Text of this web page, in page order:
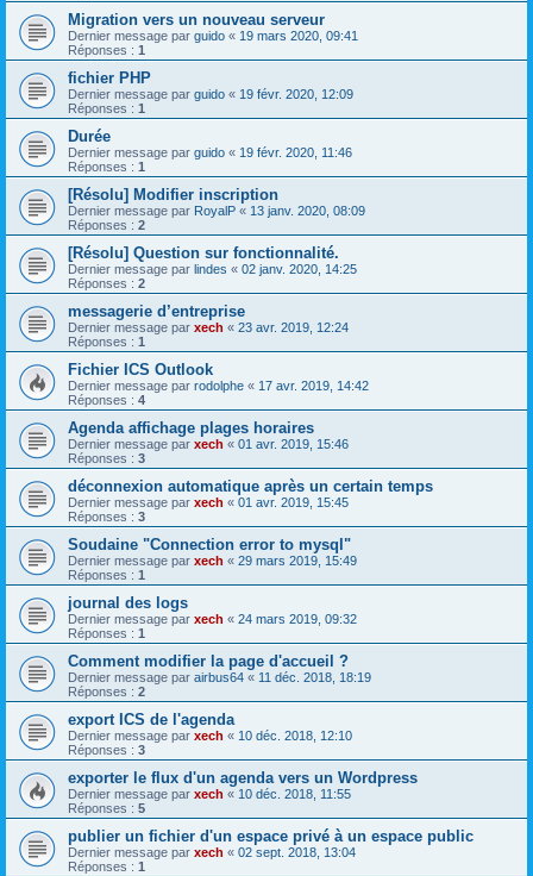
Migration vers un nouveau serveur
Dernier message par guido « 19 mars 2020, 09:41
Réponses : 1
fichier PHP
Dernier message par guido « 19 févr. 2020, 12:09
Réponses : 1
Durée
Dernier message par guido « 19 févr. 2020, 11:46
Réponses : 1
[Résolu] Modifier inscription
Dernier message par RoyalP « 13 janv. 2020, 08:09
Réponses : 2
[Résolu] Question sur fonctionnalité.
Dernier message par lindes « 02 janv. 2020, 14:25
Réponses : 2
messagerie d’entreprise
Dernier message par xech « 23 avr. 2019, 12:24
Réponses : 1
Fichier ICS Outlook
Dernier message par rodolphe « 17 avr. 2019, 14:42
Réponses : 4
Agenda affichage plages horaires
Dernier message par xech « 01 avr. 2019, 15:46
Réponses : 3
déconnexion automatique après un certain temps
Dernier message par xech « 01 avr. 2019, 15:45
Réponses : 3
Soudaine "Connection error to mysql"
Dernier message par xech « 29 mars 2019, 15:49
Réponses : 1
journal des logs
Dernier message par xech « 24 mars 2019, 09:32
Réponses : 1
Comment modifier la page d'accueil ?
Dernier message par airbus64 « 11 déc. 2018, 18:19
Réponses : 2
export ICS de l'agenda
Dernier message par xech « 10 déc. 2018, 12:10
Réponses : 3
exporter le flux d'un agenda vers un Wordpress
Dernier message par xech « 10 déc. 2018, 11:55
Réponses : 5
publier un fichier d'un espace privé à un espace public
Dernier message par xech « 02 sept. 2018, 13:04
Réponses : 1